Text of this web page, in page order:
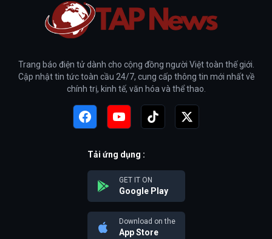
Trang báo điện tử dành cho cộng đồng người Việt toàn thế giới.
Cập nhật tin tức toàn cầu 24/7, cung cấp thông tin mới nhất về
chính trị, kinh tế, văn hóa và thể thao.
Tải ứng dụng :
GET IT ON
Google Play
Download on the
App Store